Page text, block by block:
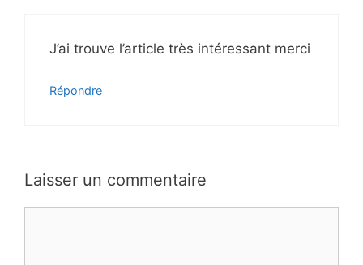
J’ai trouve l’article très intéressant merci
Répondre
Laisser un commentaire